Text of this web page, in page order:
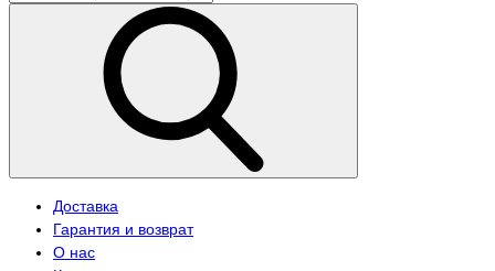
Доставка
Гарантия и возврат
О нас